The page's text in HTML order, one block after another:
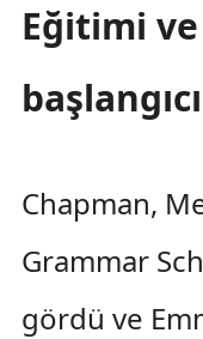
Eğitimi
başlangıcı
Chapman,
Grammar
gördü ve